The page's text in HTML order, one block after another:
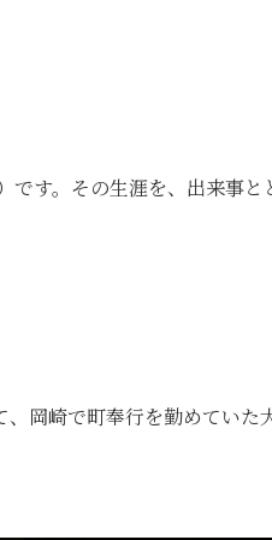
す。その生涯を、出来事と
岡崎で町奉行を勤めていた